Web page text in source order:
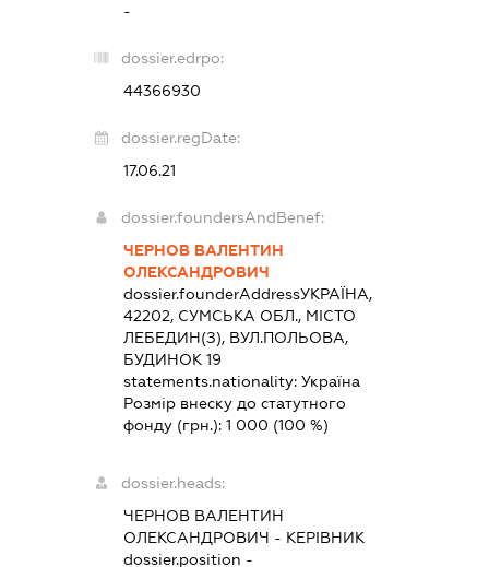
-
dossier.edrpo:
44366930
dossier.regDate:
17.06.21
dossier.foundersAndBenef:
ЧЕРНОВ ВАЛЕНТИН
ОЛЕКСАНДРОВИЧ
dossier.founderAddressУКРАЇНА,
42202, СУМСЬКА ОБЛ., МІСТО
ЛЕБЕДИН(З), ВУЛ.ПОЛЬОВА,
БУДИНОК 19
statements.nationality:Україна
Розмір внеску до статутного
фонду (грн.):1 000 (100 %)
dossier.heads:
ЧЕРНОВ ВАЛЕНТИН
ОЛЕКСАНДРОВИЧ - КЕРІВНИК
dossier.position -